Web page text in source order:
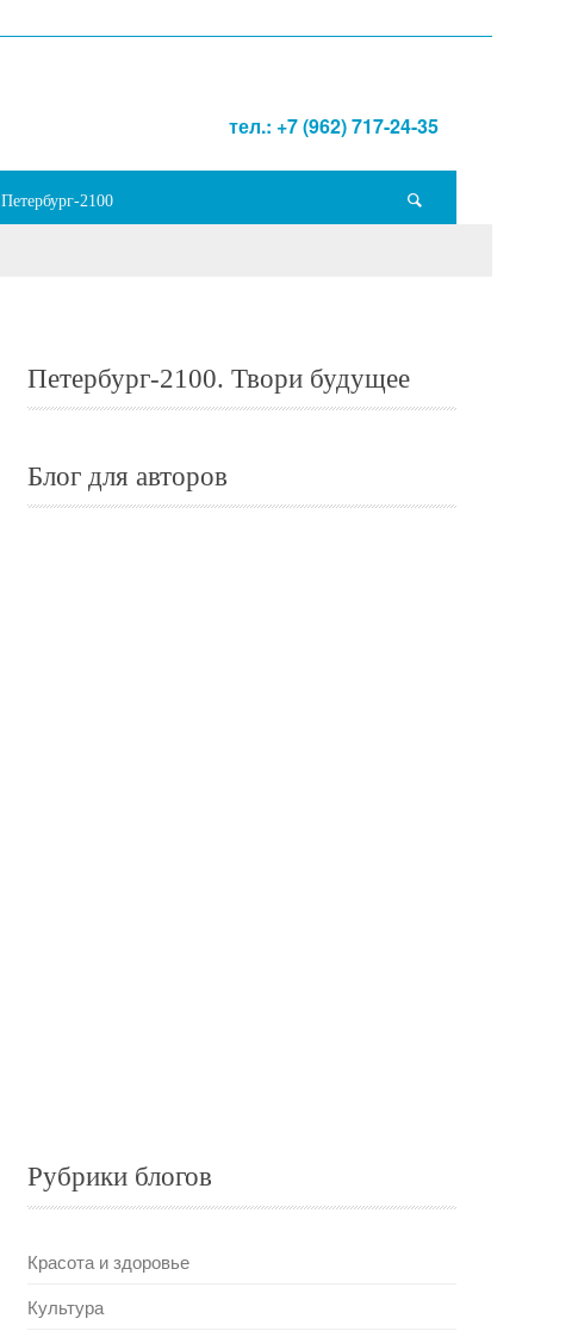
тел.: +7 (962) 717-24-35
Петербург-2100
Петербург-2100. Твори будущее
Блог для авторов
Рубрики блогов
Красота и здоровье
Культура